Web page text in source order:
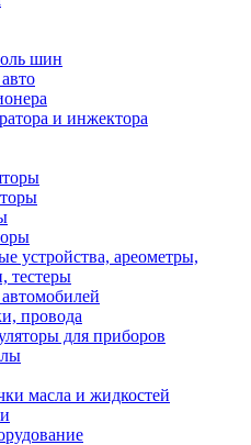
шин
и инжектора
устройства, ареометры,
тестеры
провода
для приборов
масла и жидкостей